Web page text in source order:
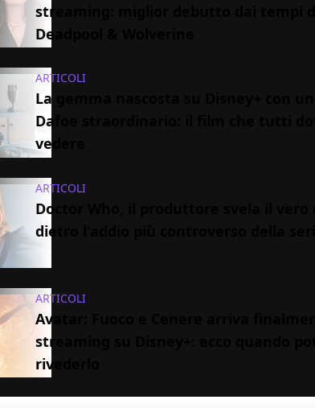
streaming: miglior debutto dai tempi
Deadpool & Wolverine
ARTICOLI
La gemma nascosta su Disney+ con
Dafoe straordinario: il film che tutti
vedere
ARTICOLI
Doctor Who, il produttore svela il vero
dietro l'addio più controverso della
ARTICOLI
Avatar: Fuoco e Cenere arriva
streaming su Disney+: ecco quando
rivederlo